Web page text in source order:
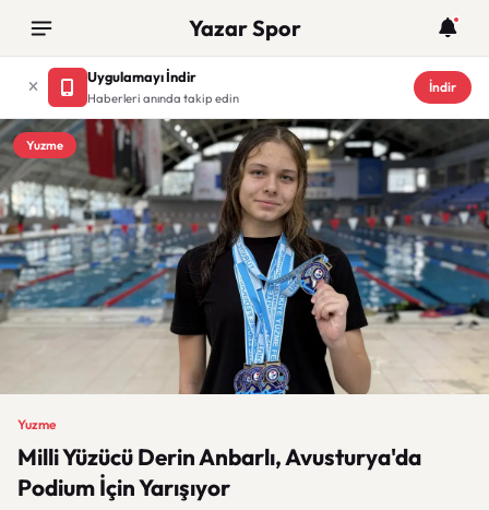
Yazar Spor
Uygulamayı İndir
Haberleri anında takip edin
İndir
Yuzme
Yuzme
Milli Yüzücü Derin Anbarlı, Avusturya'da
Podium İçin Yarışıyor